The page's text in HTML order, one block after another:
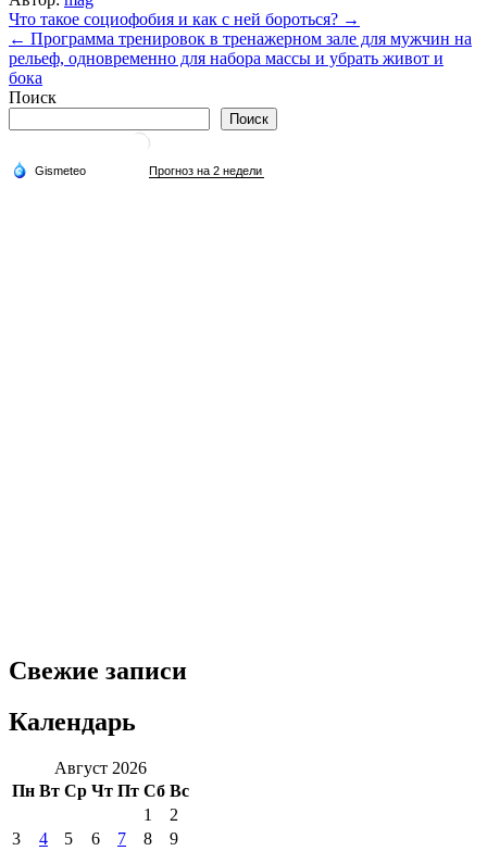
Навигация
по
записям
Что такое социофобия и как с ней бороться? →
← Программа тренировок в тренажерном зале для мужчин на
рельеф, одновременно для набора массы и убрать живот и
бока
Поиск
Поиск
Свежие записи
Календарь
Август 2026
Пн Вт Ср Чт Пт Сб Вс
1
2
3
4 5 6 7 8
9